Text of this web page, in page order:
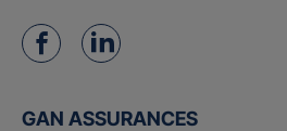
GAN ASSURANCES